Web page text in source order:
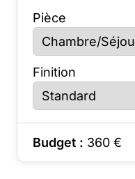
Pièce
Finition
Budget : 360 €